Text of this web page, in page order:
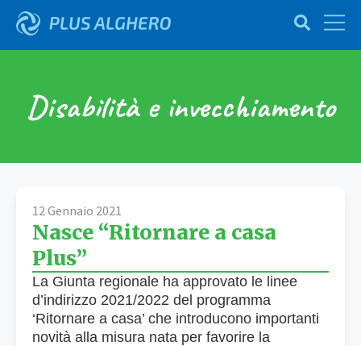
Disabilità e invecchiamento
12 Gennaio 2021
Nasce “Ritornare a casa
Plus”
La Giunta regionale ha approvato le linee
d’indirizzo 2021/2022 del programma
‘Ritornare a casa’ che introducono importanti
novità alla misura nata per favorire la